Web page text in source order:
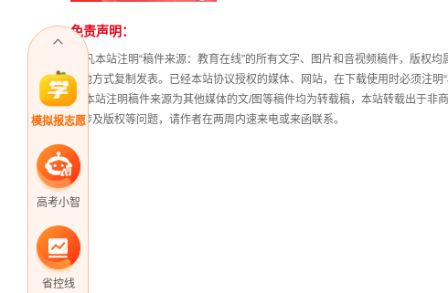
模拟报志愿
高考小智
省控线
站
统
计
免责声明：
① 凡本站注明“稿件来源：教育在线”的所有文字、图片和音视频稿件，版权
其他方式复制发表。已经本站协议授权的媒体、网站，在下载使用时必须注明
② 本站注明稿件来源为其他媒体的文/图等稿件均为转载稿，本站转载出于非
稿涉及版权等问题，请作者在两周内速来电或来函联系。